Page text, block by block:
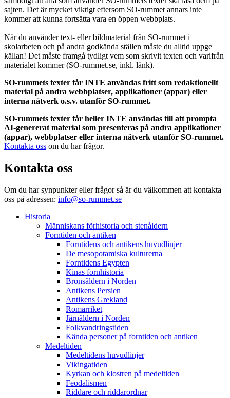
sajten. Det är mycket viktigt eftersom SO-rummet annars inte
kommer att kunna fortsätta vara en öppen webbplats.
När du använder text- eller bildmaterial från SO-rummet i
skolarbeten och på andra godkända ställen måste du alltid uppge
källan! Det måste framgå tydligt vem som skrivit texten och varifrån
materialet kommer (SO-rummet.se, inkl. länk).
SO-rummets texter får INTE användas fritt som redaktionellt
material på andra webbplatser, applikationer (appar) eller
interna nätverk o.s.v. utanför SO-rummet.
SO-rummets texter får heller INTE användas till att prompta
AI-genererat material som presenteras på andra applikationer
(appar), webbplatser eller interna nätverk utanför SO-rummet.
Kontakta oss om du har frågor.
Kontakta oss
Om du har synpunkter eller frågor så är du välkommen att kontakta
oss på adressen: info@so-rummet.se
Historia
Människans förhistoria och stenåldern
Forntiden och antiken
Forntidens och antikens huvudlinjer
De mesopotamiska kulturerna
Forntidens Egypten
Kinas fornhistoria
Bronsåldern i Norden
Antikens Persien
Antikens Grekland
Romarriket
Järnåldern i Norden
Folkvandringstiden
Kända personer på forntiden och antiken
Medeltiden
Medeltidens huvudlinjer
Vikingatiden
Kyrkan och klostren på medeltiden
Feodalismen
Riddare och riddarordnar